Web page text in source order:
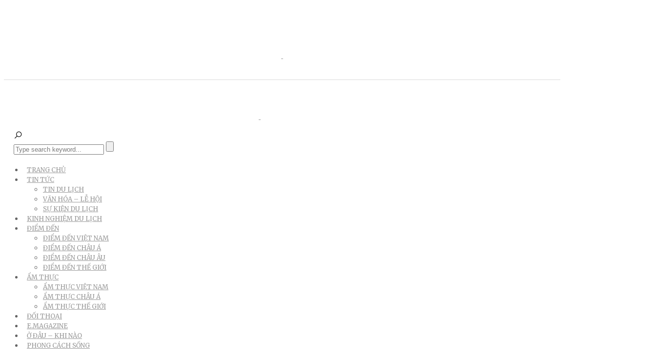
TRANG CHỦ
TIN TỨC
TIN DU LỊCH
VĂN HÓA – LỄ HỘI
SỰ KIỆN DU LỊCH
KINH NGHIỆM DU LỊCH
ĐIỂM ĐẾN
ĐIỂM ĐẾN VIỆT NAM
ĐIỂM ĐẾN CHÂU Á
ĐIỂM ĐẾN CHÂU ÂU
ĐIỂM ĐẾN THẾ GIỚI
ẨM THỰC
ẨM THỰC VIỆT NAM
ẨM THỰC CHÂU Á
ẨM THỰC THẾ GIỚI
ĐỐI THOẠI
E.MAGAZINE
Ở ĐÂU – KHI NÀO
PHONG CÁCH SỐNG